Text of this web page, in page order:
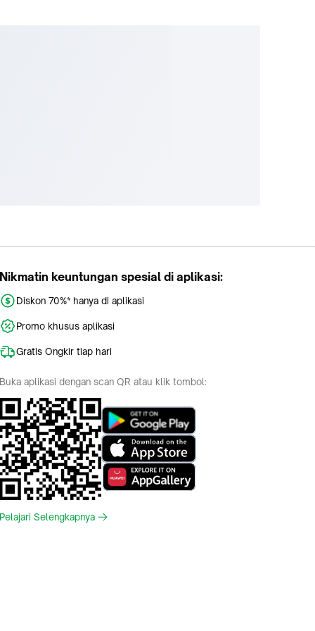
Nikmatin keuntungan spesial di aplikasi:
Diskon 70%* hanya di aplikasi
Promo khusus aplikasi
Gratis Ongkir tiap hari
Buka aplikasi dengan scan QR atau klik tombol:
Pelajari Selengkapnya